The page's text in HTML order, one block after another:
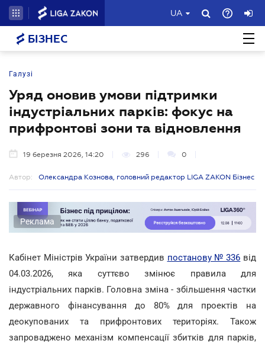
UA
БІЗНЕС
Галузі
Уряд оновив умови підтримки
індустріальних парків: фокус на
прифронтові зони та відновлення
19 березня 2026, 14:20 296 0
Автор: Олександра Кознова, головний редактор LIGA ZAKON Бізнес
Реклама
Кабінет Міністрів України затвердив постанову № 336 від
04.03.2026, яка суттєво змінює правила для
індустріальних парків. Головна зміна - збільшення частки
державного фінансування до 80% для проектів на
деокупованих та прифронтових територіях. Також
запроваджено механізм компенсації збитків для парків,